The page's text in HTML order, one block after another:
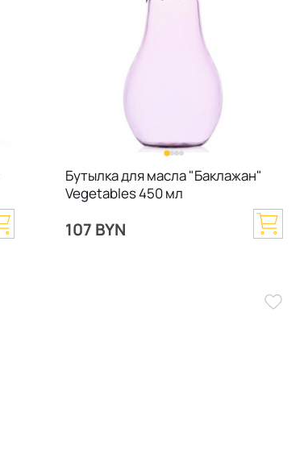
Бутылка для масла "Баклажан"
Vegetables 450 мл
107 BYN